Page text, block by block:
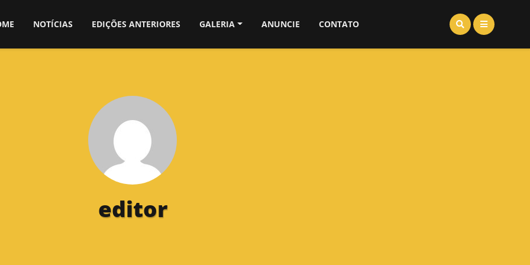
NOTÍCIAS EDIÇÕES ANTERIORES GALERIA ANUNCIE CONTATO
editor